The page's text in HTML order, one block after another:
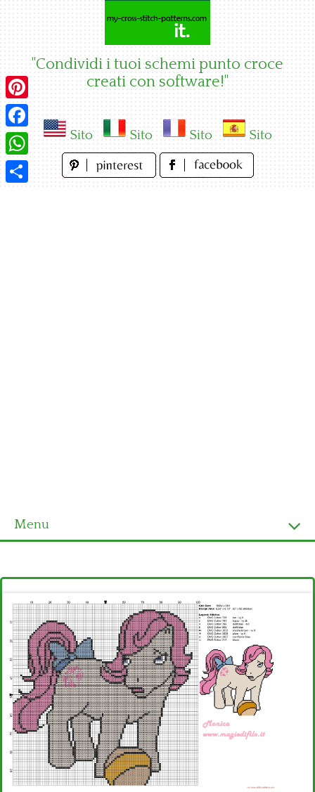
"Condividi i tuoi schemi punto croce
creati con software!"
Sito Sito Sito Sito
Menu
Ultimi schemi
Alfabeto
Bambini
Disney
Thun
Pinterest
Facebook
WhatsApp